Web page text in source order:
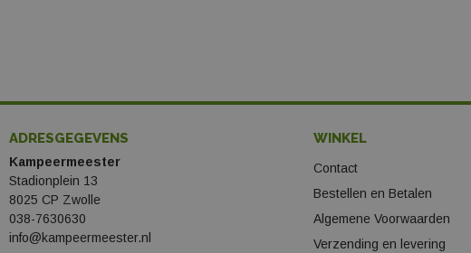
Leerentveld vrijetijd
Leki
Lenco
Mora
ADRESGEGEVENS
Kampeermeester
Stadionplein 13
8025 CP Zwolle
038-7630630
info@kampeermeester.nl
WINKEL
Contact
Bestellen en Betalen
Algemene Voorwaarden
Verzending en levering